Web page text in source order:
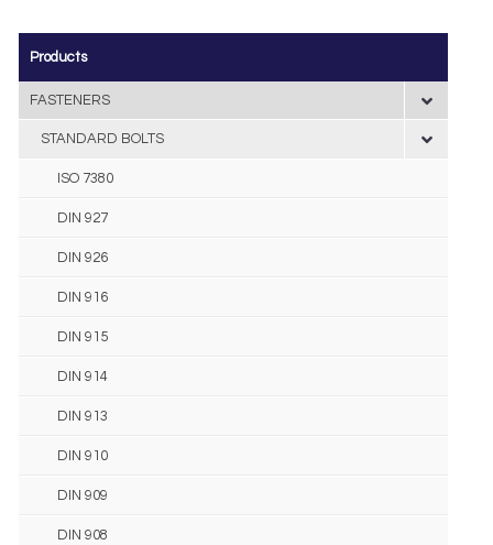
Products
FASTENERS
STANDARD BOLTS
ISO 7380
DIN 927
DIN 926
DIN 916
DIN 915
DIN 914
DIN 913
DIN 910
DIN 909
DIN 908